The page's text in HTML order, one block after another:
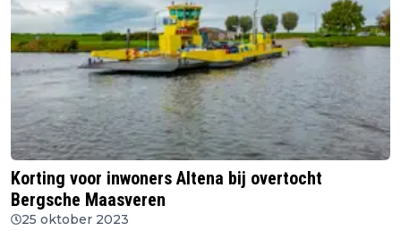
Korting voor inwoners Altena bij overtocht
Bergsche Maasveren
25 oktober 2023